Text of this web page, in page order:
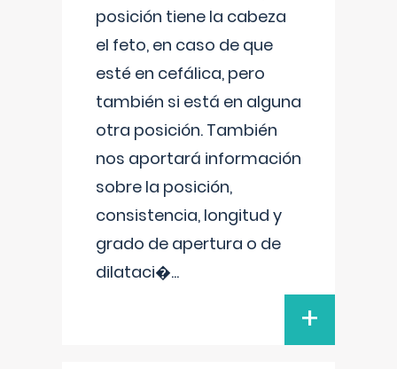
posición tiene la cabeza
el feto, en caso de que
esté en cefálica, pero
también si está en alguna
otra posición. También
nos aportará información
sobre la posición,
consistencia, longitud y
grado de apertura o de
dilataci�...
+